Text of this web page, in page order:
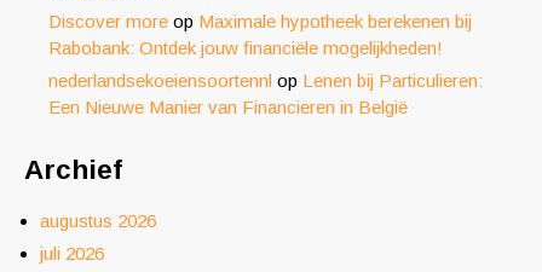
Discover more op Maximale hypotheek berekenen bij
Rabobank: Ontdek jouw financiële mogelijkheden!
nederlandsekoeiensoortennl op Lenen bij Particulieren:
Een Nieuwe Manier van Financieren in België
Archief
augustus 2026
juli 2026